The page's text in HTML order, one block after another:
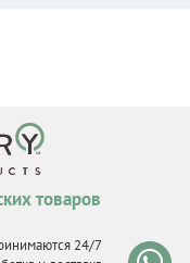
товаров
24/7